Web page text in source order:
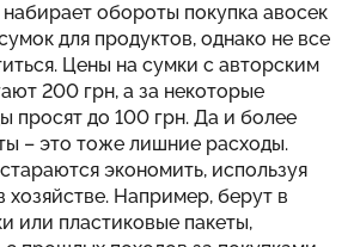
обороты покупка авосек
для продуктов, однако не все
Цены на сумки с авторским
200 грн, а за некоторые
просят до 100 грн. Да и более
– это тоже лишние расходы.
экономить, используя
хозяйстве. Например, берут в
или пластиковые пакеты,